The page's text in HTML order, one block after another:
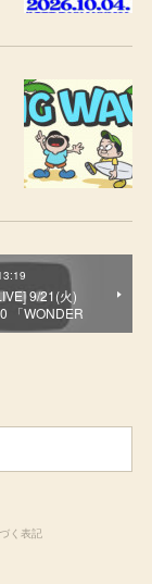
9/21(火)
「WONDER
く表記